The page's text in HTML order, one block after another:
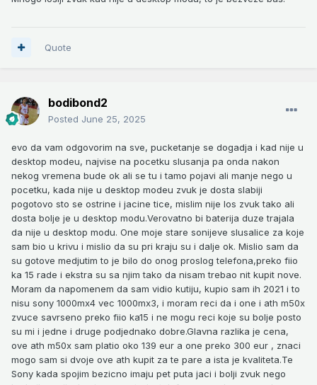
Quote
bodibond2
Posted June 25, 2025
evo da vam odgovorim na sve, pucketanje se dogadja i kad nije u
desktop modeu, najvise na pocetku slusanja pa onda nakon
nekog vremena bude ok ali se tu i tamo pojavi ali manje nego u
pocetku, kada nije u desktop modeu zvuk je dosta slabiji
pogotovo sto se ostrine i jacine tice, mislim nije los zvuk tako ali
dosta bolje je u desktop modu.Verovatno bi baterija duze trajala
da nije u desktop modu. One moje stare sonijeve slusalice za koje
sam bio u krivu i mislio da su pri kraju su i dalje ok. Mislio sam da
su gotove medjutim to je bilo do onog proslog telefona,preko fiio
ka 15 rade i ekstra su sa njim tako da nisam trebao nit kupit nove.
Moram da napomenem da sam vidio kutiju, kupio sam ih 2021 i to
nisu sony 1000mx4 vec 1000mx3, i moram reci da i one i ath m50x
zvuce savrseno preko fiio ka15 i ne mogu reci koje su bolje posto
su mi i jedne i druge podjednako dobre.Glavna razlika je cena,
ove ath m50x sam platio oko 139 eur a one preko 300 eur , znaci
mogo sam si dvoje ove ath kupit za te pare a ista je kvaliteta.Te
Sony kada spojim bezicno imaju pet puta jaci i bolji zvuk nego